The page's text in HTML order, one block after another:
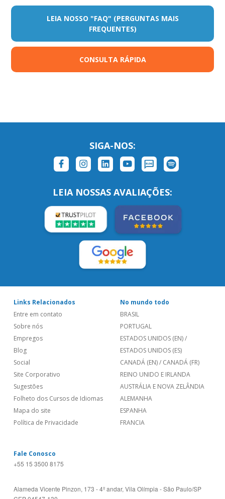
LEIA NOSSO "FAQ" (PERGUNTAS MAIS
FREQUENTES)
CONSULTA RÁPIDA
SIGA-NOS:
LEIA NOSSAS AVALIAÇÕES:
Links Relacionados
Entre em contato
Sobre nós
Empregos
Blog
Social
Site Corporativo
Sugestões
Folheto dos Cursos de Idiomas
Mapa do site
Política de Privacidade
No mundo todo
BRASIL
PORTUGAL
ESTADOS UNIDOS (EN)/
ESTADOS UNIDOS (ES)
CANADÁ (EN)/ CANADÁ (FR)
REINO UNIDO E IRLANDA
AUSTRÁLIA E NOVA ZELÂNDIA
ALEMANHA
ESPANHA
FRANCIA
Fale Conosco
+55 15 3500 8175
Alameda Vicente Pinzon, 173 - 4º andar, Vila Olímpia - São Paulo/SP